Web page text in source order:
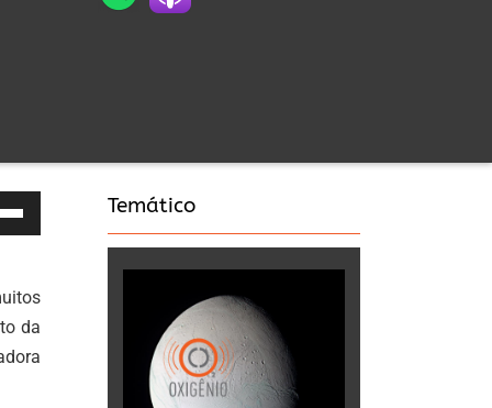
da
Temático